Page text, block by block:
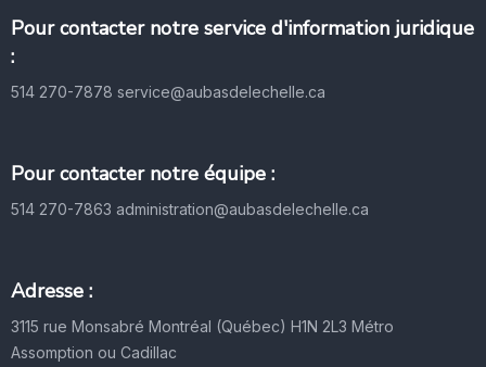
Pour contacter notre service d'information juridique
:
514 270-7878 service@aubasdelechelle.ca
Pour contacter notre équipe :
514 270-7863 administration@aubasdelechelle.ca
Adresse :
3115 rue Monsabré Montréal (Québec) H1N 2L3 Métro
Assomption ou Cadillac